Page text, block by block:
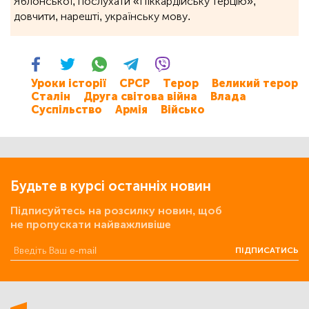
довчити, нарешті, українську мову.
Уроки історії СРСР Терор
Великий терор
Сталін
Друга світова війна
Влада
Суспільство
Армія Військо
Будьте в курсі останніх новин
Підписуйтесь на розсилку новин, щоб
не пропускати найважливіше
ПІДПИСАТИСЬ